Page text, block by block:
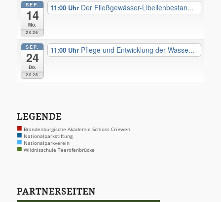
SEP.
14
Mo.
2026
11:00 Der Fließgewässer-Libellenbestan...
SEP.
24
Do.
2026
11:00 Pflege und Entwicklung der Wasse...
LEGENDE
■ Brandenburgische Akademie Schloss Criewen
■ Nationalparkstiftung
■ Nationalparkverein
■ Wildnisschule Teerofenbrücke
PARTNERSEITEN